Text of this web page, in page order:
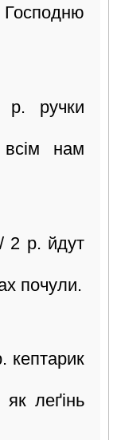
р. ручки
нам
2 р. йдут
почули.
кептарик
леґінь